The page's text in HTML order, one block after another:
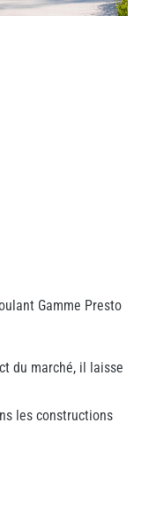
Gamme Presto
du marché, il laisse
les constructions